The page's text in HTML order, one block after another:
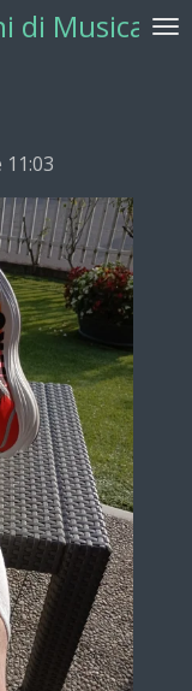
di Musica